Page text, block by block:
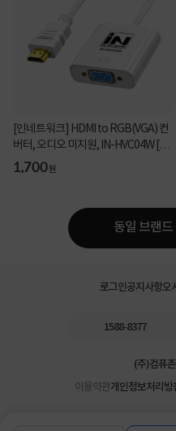
[인네트워크] HDMI to RGB(VGA) 컨
버터, 오디오 미지원, IN-HVC04W [화
이트]
1,700원
동일 브랜드
로그인공지사항오
1588-8377
(주)컴퓨
이용약관개인정보처리방